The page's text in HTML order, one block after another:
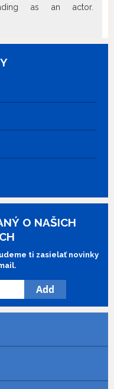
as an actor.
O NAŠICH
ti zasielať novinky